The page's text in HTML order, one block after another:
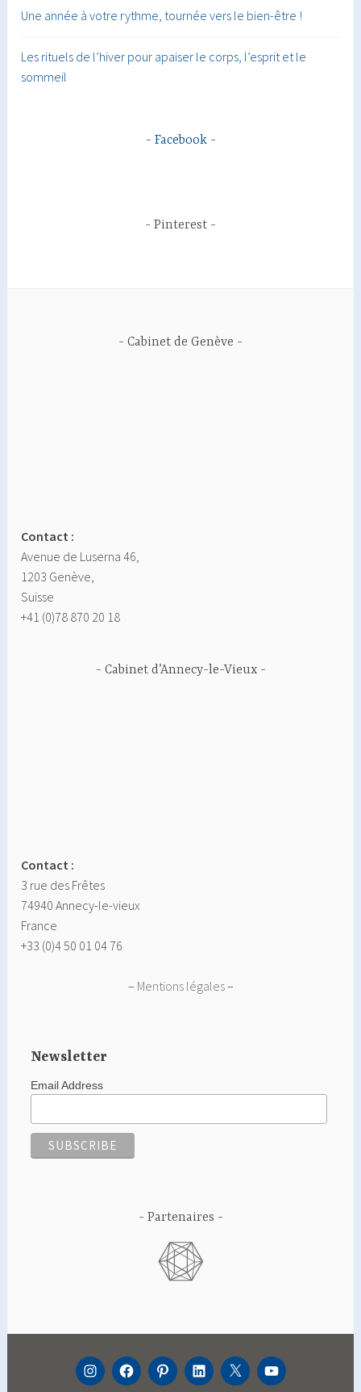
Une année à votre rythme, tournée vers le bien-être !
Les rituels de l’hiver pour apaiser le corps, l’esprit et le
sommeil
Facebook
Pinterest
Cabinet de Genève
Contact :
Avenue de Luserna 46,
1203 Genève,
Suisse
+41 (0)78 870 20 18
Cabinet d’Annecy-le-Vieux
Contact :
3 rue des Frêtes
74940 Annecy-le-vieux
France
+33 (0)4 50 01 04 76
– Mentions légales–
Newsletter
Email Address
Partenaires
INSTAGRAM
FACEBOOK
PINTEREST
LINKEDIN
TWITTERYOUTUBE